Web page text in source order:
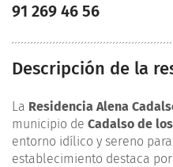
91 269 46 56
Descripción de la
La Residencia Alena
municipio de Cadalso de
entorno idílico y sereno
establecimiento destaca